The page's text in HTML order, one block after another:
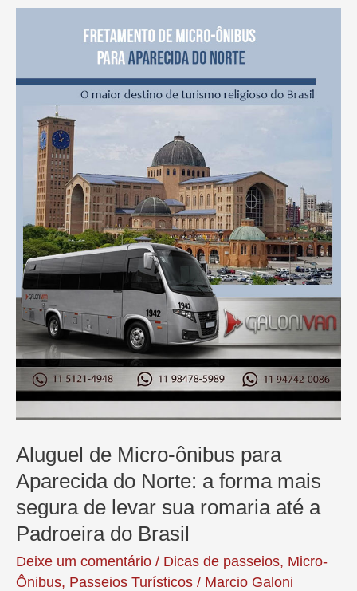
Aluguel de Micro-ônibus para
Aparecida do Norte: a forma mais
segura de levar sua romaria até a
Padroeira do Brasil
Deixe um comentário / Dicas de passeios, Micro-
Ônibus, Passeios Turísticos / Marcio Galoni